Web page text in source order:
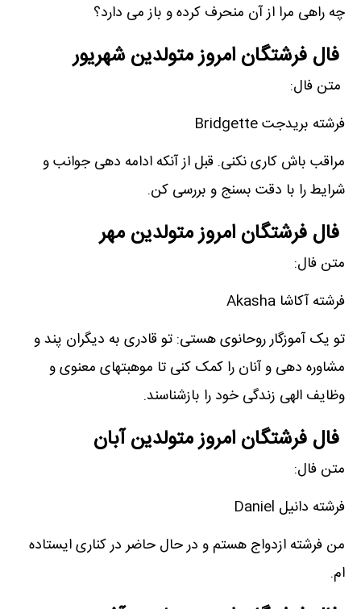
چه راهی مرا از آن منحرف کرده و باز می دارد؟
فال فرشتگان امروز متولدین شهریور
متن فال:
فرشته بریدجت Bridgette
مراقب باش کاری نکنی. قبل از آنکه ادامه دهی جوانب و
شرایط را با دقت بسنج و بررسی کن.
فال فرشتگان امروز متولدین مهر
متن فال:
فرشته آکاشا Akasha
تو یک آموزگار روحانوی هستی: تو قادری به دیگران پند و
مشاوره دهی و آنان را کمک کنی تا موهبتهای معنوی و
وظایف الهی زندگی خود را بازشناسند.
فال فرشتگان امروز متولدین آبان
متن فال:
فرشته دانیل Daniel
من فرشته ازدواج هستم و در حال حاضر در کناری ایستاده
ام.